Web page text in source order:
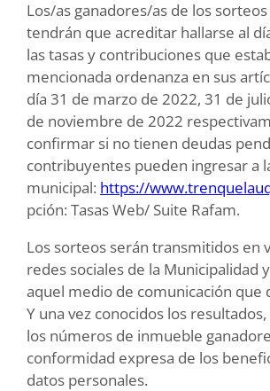
Los/as ganadores/as de los
tendrán que acreditar hallarse al
las tasas y contribuciones que
mencionada ordenanza en sus
día 31 de marzo de 2022, 31 de
de noviembre de 2022
confirmar si no tienen deudas
contribuyentes pueden ingresar a
municipal: https://
pción: Tasas Web/ Suite Rafam.
Los sorteos serán transmitidos en
redes sociales de la Municipalidad
aquel medio de comunicación que
Y una vez conocidos los
los números de inmueble
conformidad expresa de los
datos personales.